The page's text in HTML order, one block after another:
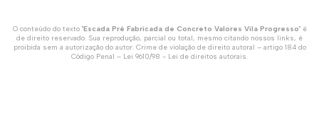
O conteúdo do texto "Escada Pré Fabricada de Concreto Valores Vila Progresso" é
de direito reservado. Sua reprodução, parcial ou total, mesmo citando nossos links, é
proibida sem a autorização do autor. Crime de violação de direito autoral – artigo 184 do
Código Penal – Lei 9610/98 - Lei de direitos autorais.